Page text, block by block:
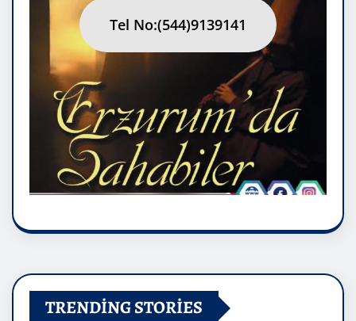
Tel No:(544)9139141
TRENDING STORIES